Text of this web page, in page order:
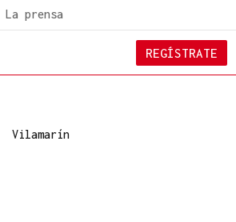
La prensa
REGÍSTRATE
Vilamarín